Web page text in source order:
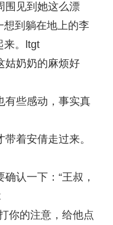
见到她这么漂
想到躺在地上的李
来。ltgt
奶奶的麻烦好
些感动，事实真
着安倩走过来。
认一下：“王叔，
你的注意，给他点